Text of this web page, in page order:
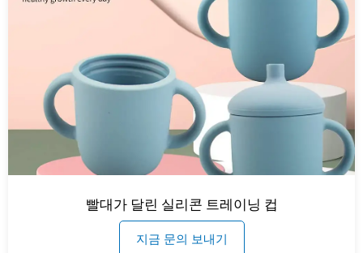
빨대가 달린 실리콘 트레이닝 컵
지금 문의 보내기